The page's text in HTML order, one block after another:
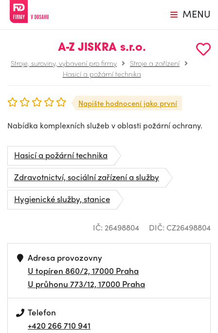
MENU
A-Z JISKRA s.r.o.
Stroje, suroviny, vybavení pro firmy
Stroje a zařízení
Hasicí a požární technika
Napište hodnocení jako první
Nabídka komplexních služeb v oblasti požární ochrany.
Hasicí a požární technika
Zdravotnictví, sociální zařízení a služby
Hygienické služby, stanice
IČ: 26498804 DIČ: CZ26498804
Adresa provozovny
U topíren 860/2, 17000 Praha
U průhonu 773/12, 17000 Praha
Telefon
+420 266 710 941